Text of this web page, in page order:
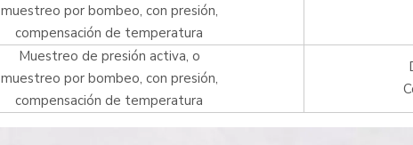
muestreo por bombeo, con presión,
compensación de temperatura
Muestreo de presión activa, o
muestreo por bombeo, con presión,
compensación de temperatura